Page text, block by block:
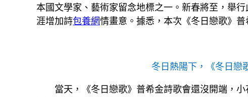
本國文學家、藝術家留念地標之一。新春將至，舉
涯增加詩包養網情畫意。據悉，本次《冬日戀歌》
冬日熱陽下，《冬日戀
當天，《冬日戀歌》普希金詩歌會還沒開端，